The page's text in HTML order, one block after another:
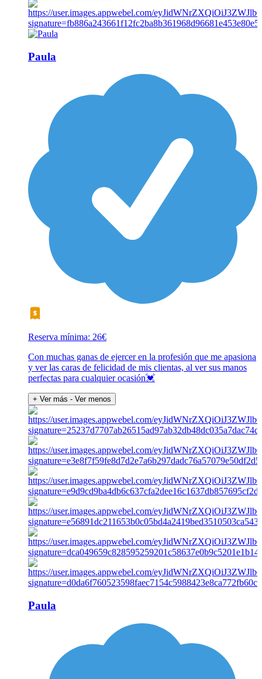
Paula
Reserva mínima: 26€
Con muchas ganas de ejercer en la profesión que me apasiona
y ver las caras de felicidad de mis clientas, al ver sus manos
perfectas para cualquier ocasión💓
+ Ver más - Ver menos
Paula